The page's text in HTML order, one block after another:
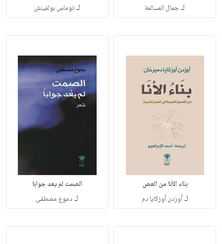
لـجمال المسالمة لـتوماس بولفينش
بناء الأنا من العص
لـأوزدن أوزكايا دم
الصمت لم يعد جوابا
لـدموع مصطفى